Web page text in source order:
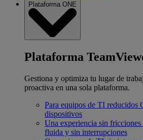
Plataforma ONE
Plataforma
Gestiona y optimiza tu lugar de
proactiva en una sola plataforma.
Para equipos de TI reducidos
dispositivos
Una experiencia sin fricciones
fluida y sin interrupciones